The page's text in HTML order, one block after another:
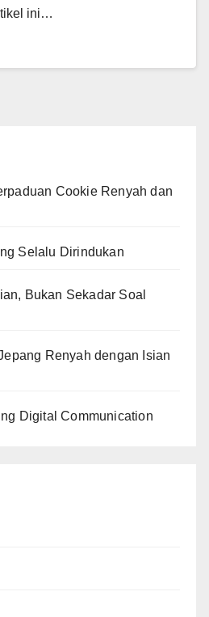
ini…
Cookie Renyah dan
Selalu Dirindukan
Bukan Sekadar Soal
Renyah dengan Isian
Digital Communication